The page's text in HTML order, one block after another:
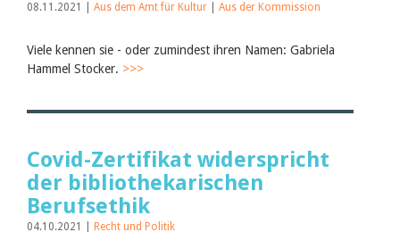
08.11.2021 | Aus dem Amt für Kultur Aus der Kommission
Viele kennen sie - oder zumindest ihren Namen: Gabriela
Hammel Stocker. >>>
Covid-Zertifikat widerspricht
der bibliothekarischen
Berufsethik
04.10.2021 | Recht und Politik